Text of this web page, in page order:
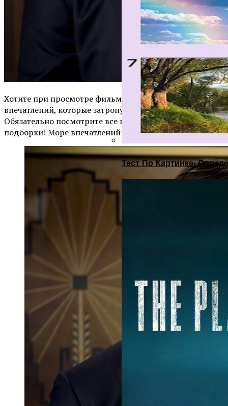
Тест По Картинке:
Хотите при просмотре фильма получить много
впечатлений, которые затронут вашу душу?
Обязательно посмотрите все киноленты из этой
подборки! Море впечатлений гарантировано!